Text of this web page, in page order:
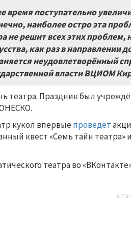
время поступательно
наиболее остро эта
не решит всех этих
как раз в направлении
неудовлетворённый
власти ВЦИОМ
Праздник был
кукол впервые проведёт
квест «Семь тайн
театра во